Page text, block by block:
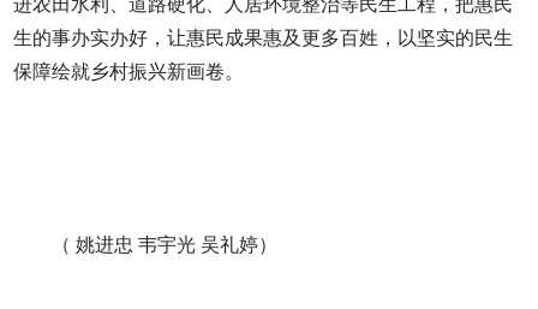
进农田水利、道路硬化、人居环境整治等民生工程，把惠民
生的事办实办好，让惠民成果惠及更多百姓，以坚实的民生
保障绘就乡村振兴新画卷。
（ 姚进忠 韦宇光 吴礼婷）